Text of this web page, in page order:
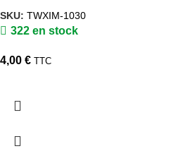
SKU: TWXIM-1030
322 en stock
4,00 € TTC